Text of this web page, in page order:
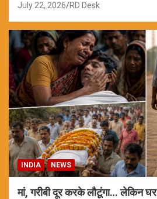
July 22, 2026 RD Desk
INDIA NEWS
मां, गरीबी दूर करके लौटूंगा… लेकिन